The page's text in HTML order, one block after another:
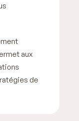
aux
de